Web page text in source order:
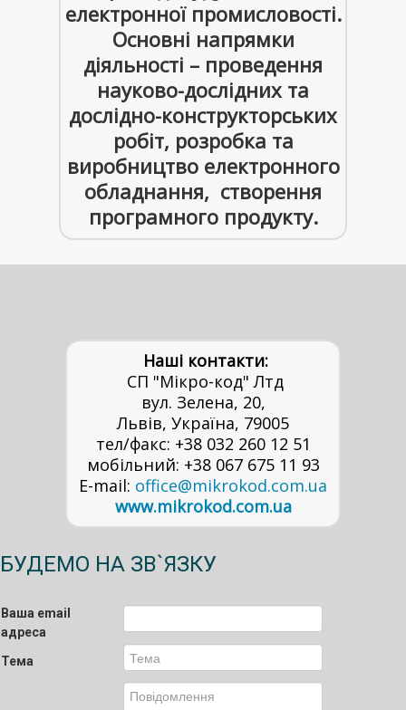
електронної промисловості.
Основні напрямки
діяльності – проведення
науково-дослідних та
дослідно-конструкторських
робіт, розробка та
виробництво електронного
обладнання, створення
програмного продукту.
Наші контакти:
СП "Мікро-код" Лтд
вул. Зелена, 20,
Львів, Україна, 79005
тел/факс: +38 032 260 12 51
мобільний: +38 067 675 11 93
E-mail: office@mikrokod.com.ua
www.mikrokod.com.ua
БУДЕМО НА ЗВ`ЯЗКУ
Ваша email
адреса
Тема